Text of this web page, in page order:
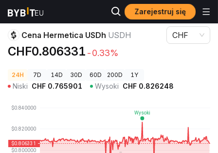
Zarejestruj się
Ceny kryptowalut Cena Hermetica USDh USDH
Cena Hermetica USDh USDH
CHF0.806331 -0.33%
CHF
24H 7D 14D 30D 60D 200D 1Y
Niski CHF 0.765901 Wysoki CHF 0.826248